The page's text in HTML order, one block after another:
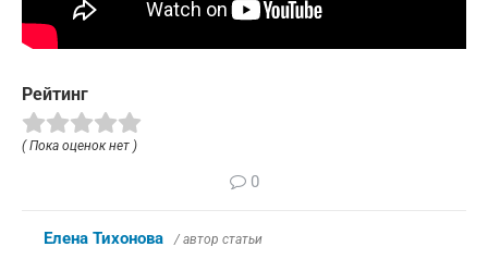
Рейтинг
( Пока оценок нет )
0
Елена Тихонова / автор статьи